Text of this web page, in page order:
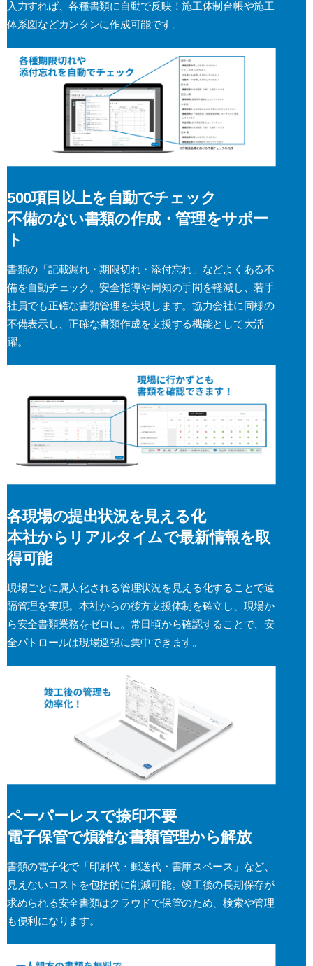
入力すれば、各種書類に自動で反映！施工体制台帳や施工
体系図などカンタンに作成可能です。
500項目以上を自動でチェック
不備のない書類の作成・管理をサポー
ト
書類の「記載漏れ・期限切れ・添付忘れ」などよくある不
備を自動チェック。安全指導や周知の手間を軽減し、若手
社員でも正確な書類管理を実現します。協力会社に同様の
不備表示し、正確な書類作成を支援する機能として大活
躍。
各現場の提出状況を見える化
本社からリアルタイムで最新情報を取
得可能
現場ごとに属人化される管理状況を見える化することで遠
隔管理を実現。本社からの後方支援体制を確立し、現場か
ら安全書類業務をゼロに。常日頃から確認することで、安
全パトロールは現場巡視に集中できます。
ペーパーレスで捺印不要
電子保管で煩雑な書類管理から解放
書類の電子化で「印刷代・郵送代・書庫スペース」など、
見えないコストを包括的に削減可能。竣工後の長期保存が
求められる安全書類はクラウドで保管のため、検索や管理
も便利になります。